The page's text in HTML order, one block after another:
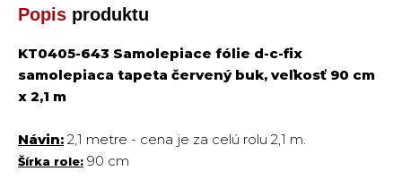
Popis produktu
KT0405-643 Samolepiace fólie d-c-fix
samolepiaca tapeta červený buk, veľkosť 90 cm
x 2,1 m
Návin: 2,1 metre - cena je za celú rolu 2,1 m.
Šírka role: 90 cm